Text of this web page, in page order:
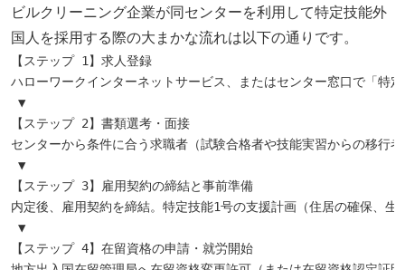
ビルクリーニング企業が同センターを利用して特定技能外
国人を採用する際の大まかな流れは以下の通りです。
【ステップ 1】求人登録
ハローワークインターネットサービス、またはセンター窓口で「特
▼
【ステップ 2】書類選考・面接
センターから条件に合う求職者（試験合格者や技能実習からの移行
▼
【ステップ 3】雇用契約の締結と事前準備
内定後、雇用契約を締結。特定技能1号の支援計画（住居の確保、
▼
【ステップ 4】在留資格の申請・就労開始